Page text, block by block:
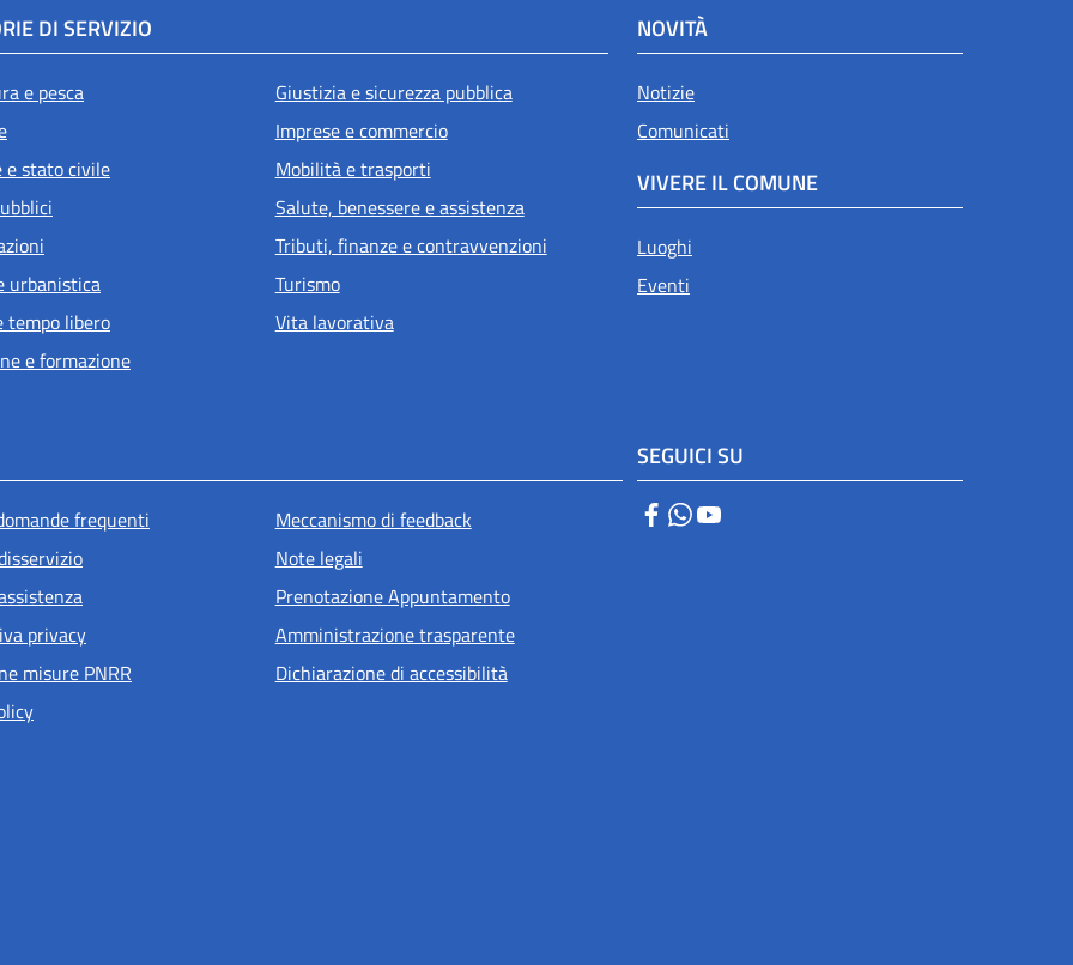
DI SERVIZIO
e pesca
e stato civile
urbanistica
tempo libero
e formazione
Giustizia e sicurezza pubblica
Imprese e commercio
Mobilità e trasporti
Salute, benessere e assistenza
Tributi, finanze e contravvenzioni
Turismo
Vita lavorativa
NOVITÀ
Notizie
Comunicati
VIVERE IL COMUNE
Luoghi
Eventi
piè di pagina
frequenti
privacy
misure PNRR
Meccanismo di feedback
Note legali
Prenotazione Appuntamento
Amministrazione trasparente
Dichiarazione di accessibilità
SEGUICI SU
Facebook
WhatsApp